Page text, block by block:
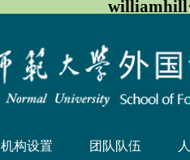
机构设置 团队队伍